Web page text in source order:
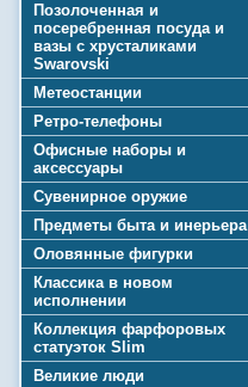
Позолоченная и
посеребренная посуда и
вазы с хрусталиками
Swarovski
Метеостанции
Ретро-телефоны
Офисные наборы и
аксессуары
Сувенирное оружие
Предметы быта и инерьера
Оловянные фигурки
Классика в новом
исполнении
Коллекция фарфоровых
статуэток Slim
Великие люди